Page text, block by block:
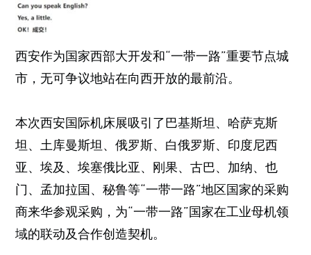
西安作为国家西部大开发和“一带一路”重要节点城
市，无可争议地站在向西开放的最前沿。
本次西安国际机床展吸引了巴基斯坦、哈萨克斯
坦、土库曼斯坦、俄罗斯、白俄罗斯、印度尼西
亚、埃及、埃塞俄比亚、刚果、古巴、加纳、也
门、孟加拉国、秘鲁等“一带一路”地区国家的采购
商来华参观采购，为“一带一路”国家在工业母机领
域的联动及合作创造契机。